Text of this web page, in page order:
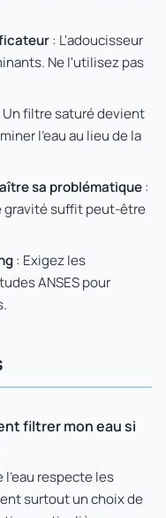
: L'adoucisseur
Ne l'utilisez pas
Un filtre saturé devient
l'eau au lieu de la
sa problématique:
gravité suffit peut-être
: Exigez les
ANSES pour
filtrer mon eau si
l'eau respecte les
surtout un choix de